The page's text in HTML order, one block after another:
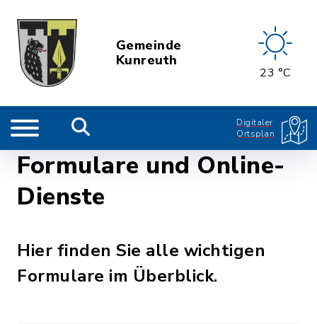
Gemeinde
Kunreuth
23 °C
Digitaler
Ortsplan
Formulare und Online-
Dienste
Hier finden Sie alle wichtigen
Formulare im Überblick.